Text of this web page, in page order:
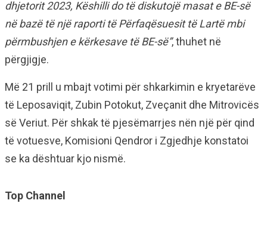
dhjetorit 2023, Këshilli do të diskutojë masat e BE-së
në bazë të një raporti të Përfaqësuesit të Lartë mbi
përmbushjen e kërkesave të BE-së”, thuhet në
përgjigje.
Më 21 prill u mbajt votimi për shkarkimin e kryetarëve
të Leposaviqit, Zubin Potokut, Zveçanit dhe Mitrovicës
së Veriut. Për shkak të pjesëmarrjes nën një për qind
të votuesve, Komisioni Qendror i Zgjedhje konstatoi
se ka dështuar kjo nismë.
Top Channel